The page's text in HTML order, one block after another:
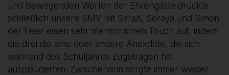
und bewegenden Worten der Ehrengäste drückte
schließlich unsere SMV mit Sarah, Soraya und Simon
der Feier einen sehr menschlichen Touch auf, indem
die drei die eine oder andere Anekdote, die sich
während des Schuljahres zugetragen hat
ausplauderten. Zwischendrin sorgte immer wieder